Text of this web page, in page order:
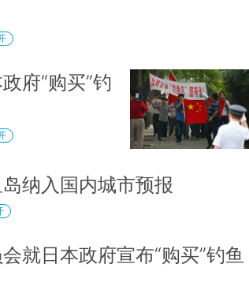
府“购买”钓
纳入国内城市预报
就日本政府宣布“购买”钓鱼